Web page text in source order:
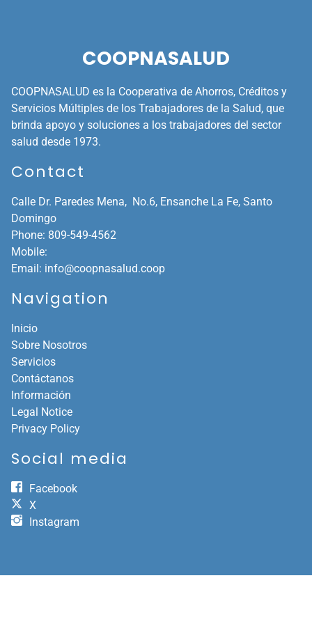
COOPNASALUD
COOPNASALUD es la Cooperativa de Ahorros, Créditos y
Servicios Múltiples de los Trabajadores de la Salud, que
brinda apoyo y soluciones a los trabajadores del sector
salud desde 1973.
Contact
Calle Dr. Paredes Mena, No.6, Ensanche La Fe, Santo
Domingo
Phone: 809-549-4562
Mobile:
Email: info@coopnasalud.coop
Navigation
Inicio
Sobre Nosotros
Servicios
Contáctanos
Información
Legal Notice
Privacy Policy
Social media
Facebook
X
Instagram